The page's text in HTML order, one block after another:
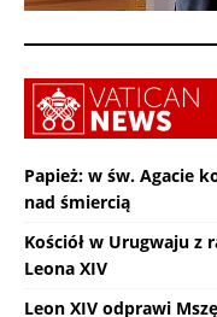
Papież: w św. Agacie
nad śmiercią
Kościół w Urugwaju z
Leona XIV
Leon XIV odprawi